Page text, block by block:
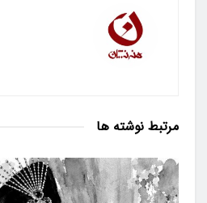
مرتبط نوشته ها